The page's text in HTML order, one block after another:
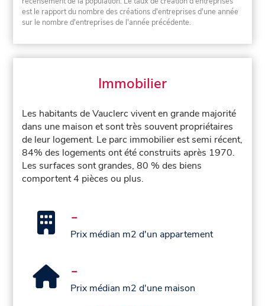
est le rapport du nombre des créations d'entreprises d'une année
sur le nombre d'entreprises de l'année précédente.
Immobilier
Les habitants de Vauclerc vivent en grande majorité
dans une maison et sont très souvent propriétaires
de leur logement. Le parc immobilier est semi récent,
84% des logements ont été construits après 1970.
Les surfaces sont grandes, 80 % des biens
comportent 4 pièces ou plus.
-
Prix médian m2 d'un appartement
-
Prix médian m2 d'une maison